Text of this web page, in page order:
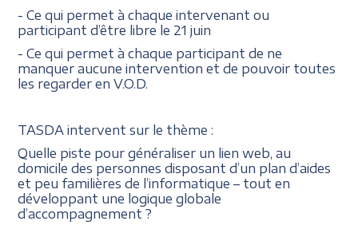
- Ce qui permet à chaque intervenant ou
participant d’être libre le 21 juin
- Ce qui permet à chaque participant de ne
manquer aucune intervention et de pouvoir toutes
les regarder en V.O.D.
TASDA intervent sur le thème :
Quelle piste pour généraliser un lien web, au
domicile des personnes disposant d’un plan d’aides
et peu familières de l’informatique – tout en
développant une logique globale
d’accompagnement ?